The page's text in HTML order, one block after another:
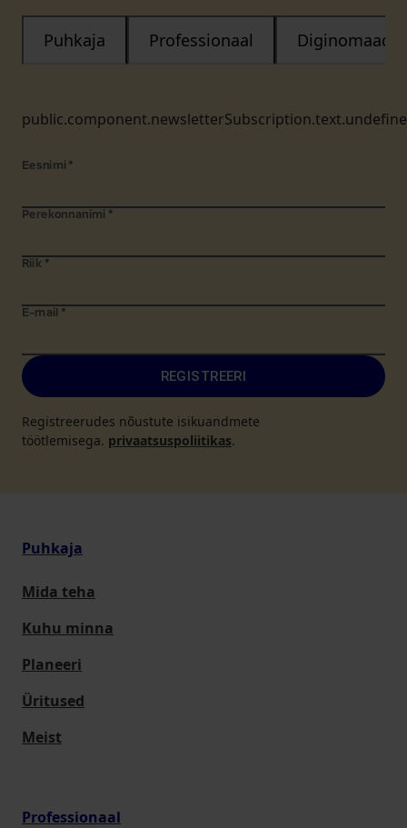
Puhkaja Professionaal Diginomaad
Eesnimi *
Perekonnanimi *
Riik *
E-mail *
REGISTREERI
Registreerudes nõustute isikuandmete
töötlemisega. privaatsuspoliitikas.
Puhkaja
Mida teha
Kuhu minna
Planeeri
Üritused
Meist
Professionaal